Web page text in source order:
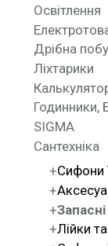
Освітлення
Дрібна
Ліхтарики
SIGMA
Сантехніка
Сифони
Лійки